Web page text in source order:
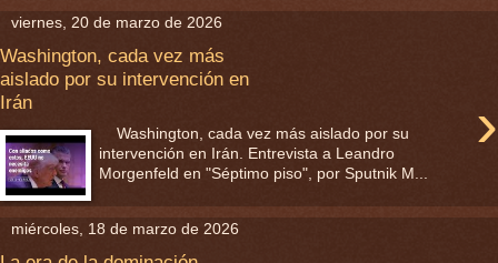
viernes, 20 de marzo de 2026
Washington, cada vez más
aislado por su intervención en
Irán
›
Washington, cada vez más aislado por su
intervención en Irán. Entrevista a Leandro
Morgenfeld en "Séptimo piso", por Sputnik M...
miércoles, 18 de marzo de 2026